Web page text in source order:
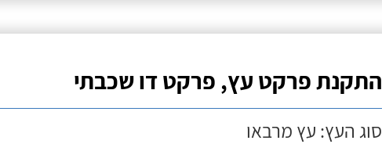
התקנת פרקט עץ, פרקט דו שכבתי
סוג העץ: עץ מרבאו